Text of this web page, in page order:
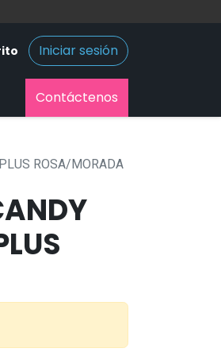
Iniciar sesión
Contáctenos
ROSA/MORADA